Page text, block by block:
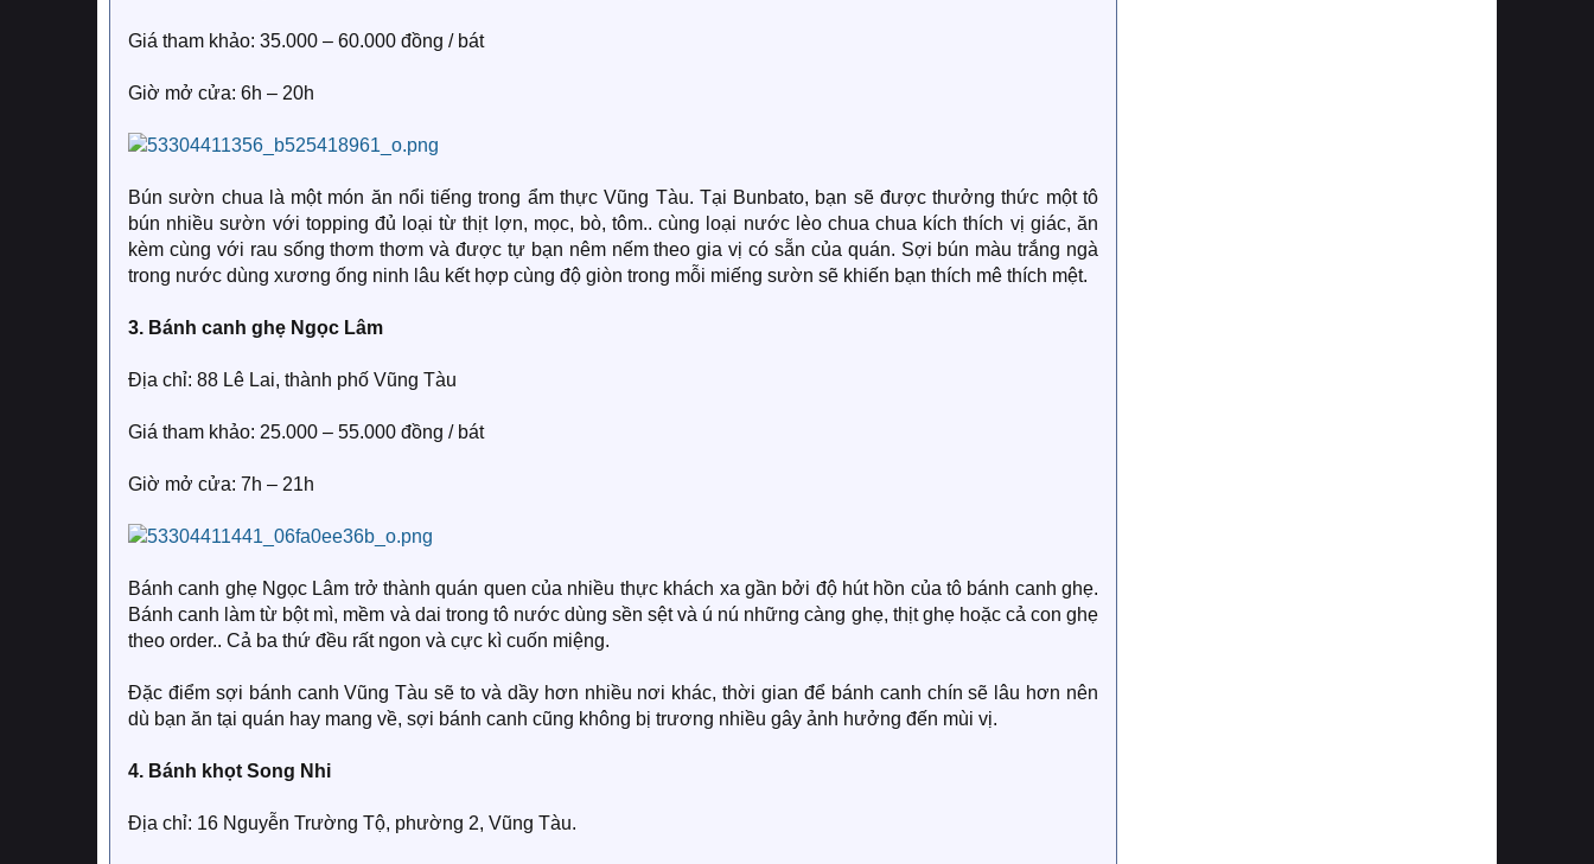
Giá tham khảo: 35.000 – 60.000 đồng / bát
Giờ mở cửa: 6h – 20h
Bún sườn chua là một món ăn nổi tiếng trong ẩm thực Vũng Tàu. Tại Bunbato, bạn sẽ được thưởng thức một tô
bún nhiều sườn với topping đủ loại từ thịt lợn, mọc, bò, tôm.. cùng loại nước lèo chua chua kích thích vị giác, ăn
kèm cùng với rau sống thơm thơm và được tự bạn nêm nếm theo gia vị có sẵn của quán. Sợi bún màu trắng ngà
trong nước dùng xương ống ninh lâu kết hợp cùng độ giòn trong mỗi miếng sườn sẽ khiến bạn thích mê thích mệt.
3. Bánh canh ghẹ Ngọc Lâm
Địa chỉ: 88 Lê Lai, thành phố Vũng Tàu
Giá tham khảo: 25.000 – 55.000 đồng / bát
Giờ mở cửa: 7h – 21h
Bánh canh ghẹ Ngọc Lâm trở thành quán quen của nhiều thực khách xa gần bởi độ hút hồn của tô bánh canh ghẹ.
Bánh canh làm từ bột mì, mềm và dai trong tô nước dùng sền sệt và ú nú những càng ghẹ, thịt ghẹ hoặc cả con ghẹ
theo order.. Cả ba thứ đều rất ngon và cực kì cuốn miệng.
Đặc điểm sợi bánh canh Vũng Tàu sẽ to và dầy hơn nhiều nơi khác, thời gian để bánh canh chín sẽ lâu hơn nên
dù bạn ăn tại quán hay mang về, sợi bánh canh cũng không bị trương nhiều gây ảnh hưởng đến mùi vị.
4. Bánh khọt Song Nhi
Địa chỉ: 16 Nguyễn Trường Tộ, phường 2, Vũng Tàu.